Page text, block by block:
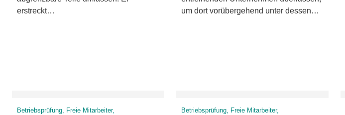
erstreckt…
um dort vorübergehend unter dessen…
Betriebsprüfung, Freie Mitarbeiter,
Betriebsprüfung, Freie Mitarbeiter,